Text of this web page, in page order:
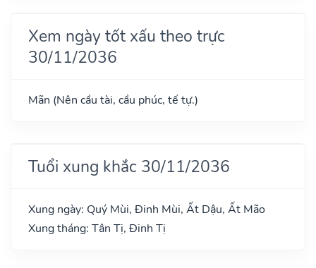
Xem ngày tốt xấu theo trực
30/11/2036
Mãn (Nên cầu tài, cầu phúc, tế tự.)
Tuổi xung khắc 30/11/2036
Xung ngày: Quý Mùi, Đinh Mùi, Ất Dậu, Ất Mão
Xung tháng: Tân Tị, Đinh Tị